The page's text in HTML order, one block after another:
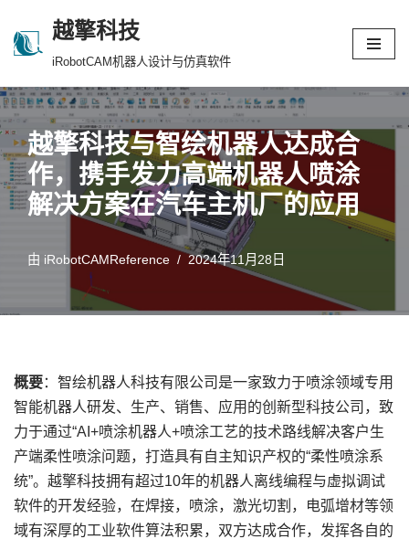
跳
正
文
越擎科技
iRobotCAM机器人设计与仿真软件
越擎科技与智绘机器人达成合
作，携手发力高端机器人喷涂
解决方案在汽车主机厂的应用
由 iRobotCAMReference 2024年11月28日
概要：智绘机器人科技有限公司是一家致力于喷涂领域专用
智能机器人研发、生产、销售、应用的创新型科技公司，致
力于通过“AI+喷涂机器人+喷涂工艺的技术路线解决客户生
产端柔性喷涂问题，打造具有自主知识产权的“柔性喷涂系
统”。越擎科技拥有超过10年的机器人离线编程与虚拟调试
软件的开发经验，在焊接，喷涂，激光切割，电弧增材等领
域有深厚的工业软件算法积累，双方达成合作，发挥各自的